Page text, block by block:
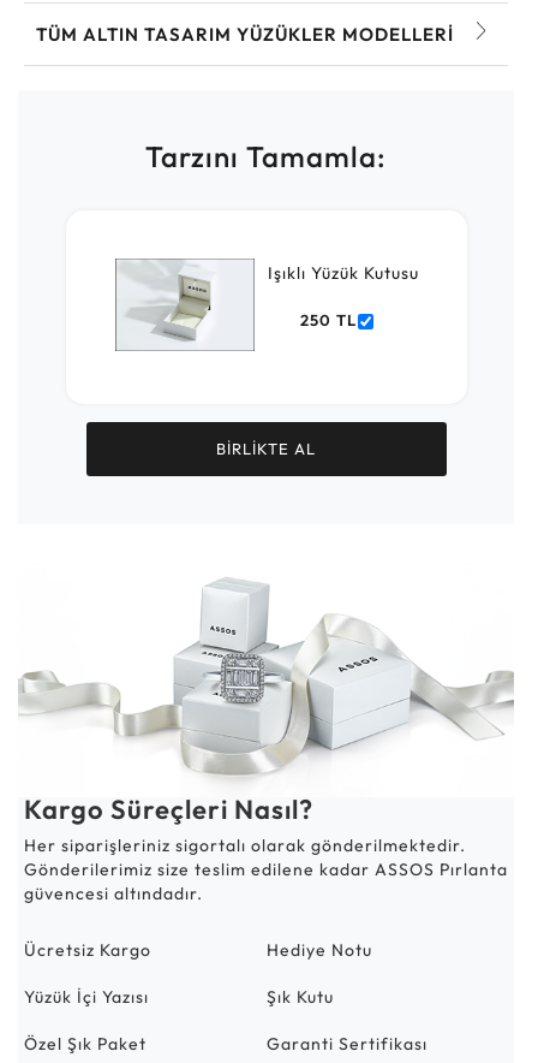
TÜM ALTIN TASARIM YÜZÜKLER MODELLERI
Tarzını Tamamla:
Işıklı Yüzük Kutusu
250 TL
BİRLİKTE AL
Kargo Süreçleri Nasıl?
Her siparişleriniz sigortalı olarak gönderilmektedir.
Gönderilerimiz size teslim edilene kadar ASSOS Pırlanta
güvencesi altındadır.
Ücretsiz Kargo Hediye Notu
Yüzük İçi Yazısı Şık Kutu
Özel Şık Paket Garanti Sertifikası